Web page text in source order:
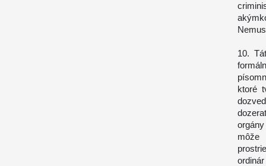
10.
ktoré